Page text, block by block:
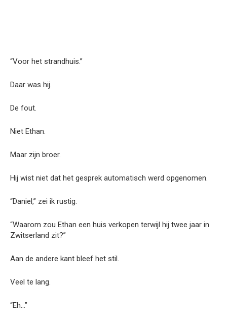
“Voor het strandhuis.”
Daar was hij.
De fout.
Niet Ethan.
Maar zijn broer.
Hij wist niet dat het gesprek automatisch werd opgenomen.
“Daniel,” zei ik rustig.
“Waarom zou Ethan een huis verkopen terwijl hij twee jaar in
Zwitserland zit?”
Aan de andere kant bleef het stil.
Veel te lang.
“Eh…”